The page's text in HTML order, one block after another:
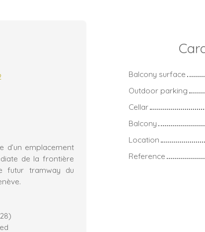
d’un emplacement
de la frontière
futur tramway du
Balcony surface
Outdoor parking
Cellar
Balcony
Location
Reference